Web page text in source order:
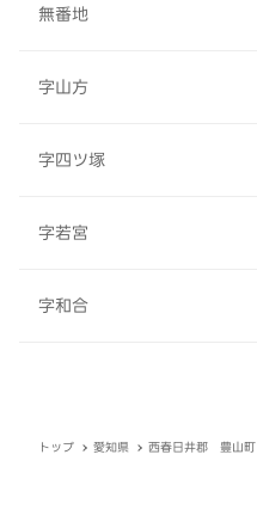
無番地
字山方
字四ツ塚
字若宮
字和合
トップ 愛知県 西春日井郡 豊山町